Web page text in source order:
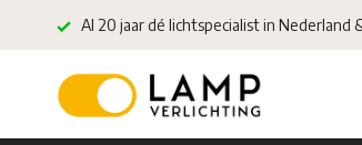
Al 20 jaar dé lichtspecialist in Nederland